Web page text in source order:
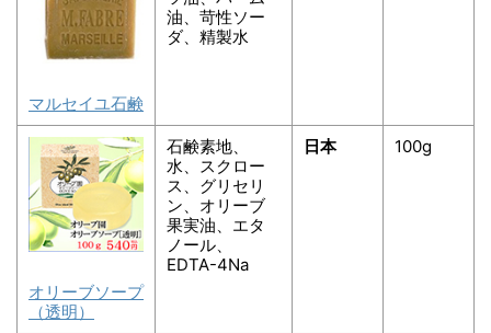
マルセイユ石鹸
油、苛性ソー
ダ、精製水
オリーブソープ
（透明）
石鹸素地、
水、スクロー
ス、グリセリ
ン、オリーブ
果実油、エタ
ノール、
EDTA-4Na
日本 100g